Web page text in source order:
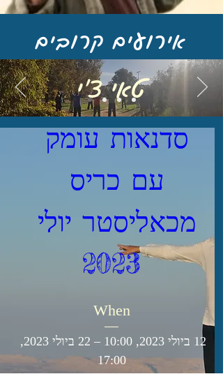
אירועים קרובים
טאי צ'י
סדנאות עומק
2023
When
17:00